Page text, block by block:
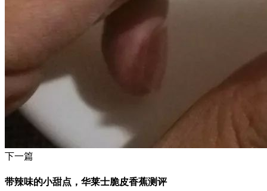
下一篇
带辣味的小甜点，华莱士脆皮香蕉测评